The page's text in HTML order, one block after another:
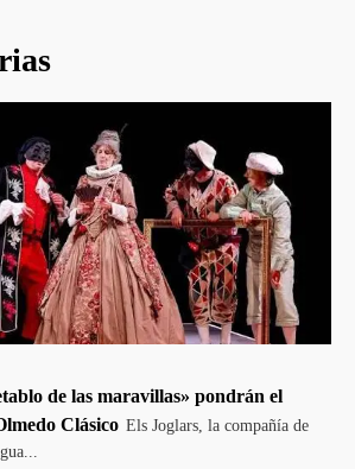
de las maravillas» pondrán el
Clásico Els Joglars, la compañía de